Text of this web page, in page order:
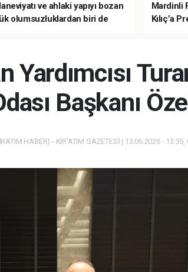
ve ahlaki yapıyı bozan
olumsuzluklardan biri de
Mardinli
Kılıç’a
Yardımcısı
Başkanı
HABER) - KIR'ATIM GAZETESİ | 13.06.2026 -